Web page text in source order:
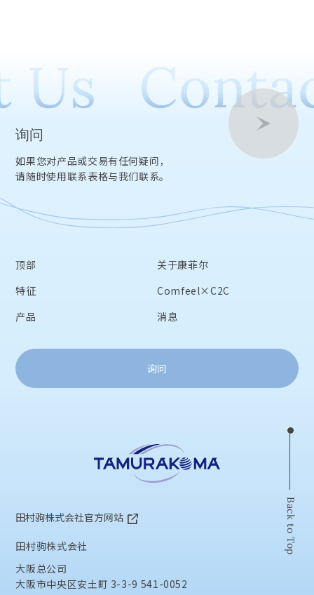
询问
如果您对产品或交易有任何疑问，
请随时使用联系表格与我们联系。
Back to Top
田村驹株式会社官方网站
田村驹株式会社
大阪总公司
大阪市中央区安土町 3-3-9 541-0052
顶部
关于康菲尔
特征
Comfeel×C2C
产品
消息
询问